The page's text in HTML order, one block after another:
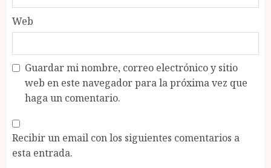
Web
Guardar mi nombre, correo electrónico y sitio
web en este navegador para la próxima vez que
haga un comentario.
Recibir un email con los siguientes comentarios a
esta entrada.